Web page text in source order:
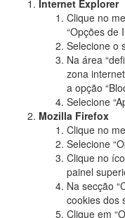
Internet Explorer
Clique no
“Opções de
Selecione o
Na área
zona
a opção
Selecione
Mozilla Firefox
Clique no
Selecione
Clique no
painel
Na secção
cookies dos
Clique em